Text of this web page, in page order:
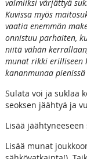
valmiiksi värjättyä
Kuvissa myös
vaatia enemmän
onnistuu parhaiten,
niitä vähän
munat rikki erilliseen
kananmunaa
Sulata voi ja suklaa
seoksen jäähtyä ja
Lisää
Lisää munat